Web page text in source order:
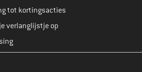
tot kortingsacties
verlanglijstje op